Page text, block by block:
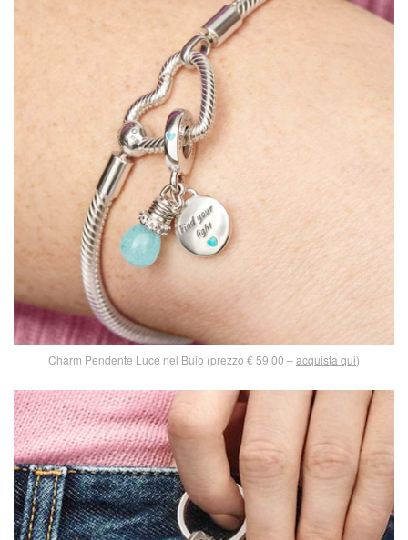
Charm Pendente Luce nel Buio (prezzo € 59,00 –acquista qui)